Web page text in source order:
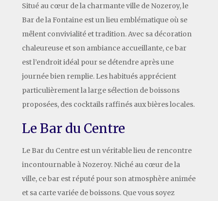
Situé au cœur de la charmante ville de Nozeroy, le
Bar de la Fontaine est un lieu emblématique où se
mêlent convivialité et tradition. Avec sa décoration
chaleureuse et son ambiance accueillante, ce bar
est l’endroit idéal pour se détendre après une
journée bien remplie. Les habitués apprécient
particulièrement la large sélection de boissons
proposées, des cocktails raffinés aux bières locales.
Le Bar du Centre
Le Bar du Centre est un véritable lieu de rencontre
incontournable à Nozeroy. Niché au cœur de la
ville, ce bar est réputé pour son atmosphère animée
et sa carte variée de boissons. Que vous soyez